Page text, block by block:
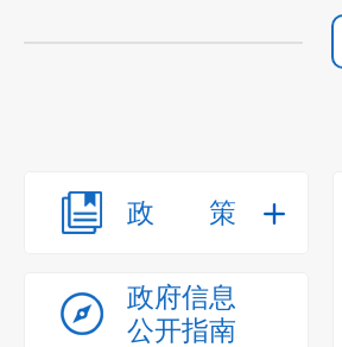
政策
政府信息
公开指南